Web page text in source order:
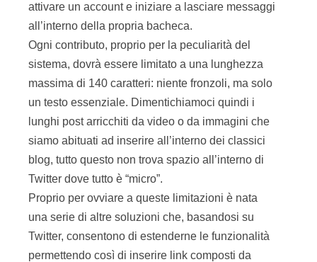
attivare un account e iniziare a lasciare messaggi
all’interno della propria bacheca.
Ogni contributo, proprio per la peculiarità del
sistema, dovrà essere limitato a una lunghezza
massima di 140 caratteri: niente fronzoli, ma solo
un testo essenziale. Dimentichiamoci quindi i
lunghi post arricchiti da video o da immagini che
siamo abituati ad inserire all’interno dei classici
blog, tutto questo non trova spazio all’interno di
Twitter dove tutto è “micro”.
Proprio per ovviare a queste limitazioni è nata
una serie di altre soluzioni che, basandosi su
Twitter, consentono di estenderne le funzionalità
permettendo così di inserire link composti da